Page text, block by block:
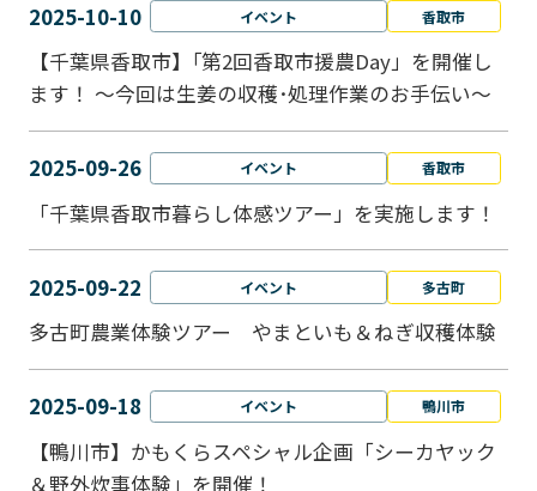
2025-10-10 イベント 香取市
【千葉県香取市】｢第2回香取市援農Day」を開催し
ます！ ～今回は生姜の収穫･処理作業のお手伝い～
2025-09-26 イベント 香取市
「千葉県香取市暮らし体感ツアー」を実施します！
2025-09-22 イベント 多古町
多古町農業体験ツアー やまといも＆ねぎ収穫体験
2025-09-18 イベント 鴨川市
【鴨川市】かもくらスペシャル企画「シーカヤック
＆野外炊事体験」を開催！